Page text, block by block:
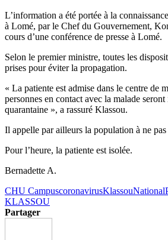
L’information a été portée à la
à Lomé, par le Chef du Gouvernement,
cours d’une conférence de presse à Lomé.
Selon le premier ministre, toutes les
prises pour éviter la propagation.
« La patiente est admise dans le centre de
personnes en contact avec la malade
quarantaine », a rassuré Klassou.
Il appelle par ailleurs la population à ne
Pour l’heure, la patiente est isolée.
Bernadette A.
CHU CampuscoronavirusKlassouNational
KLASSOU
Partager